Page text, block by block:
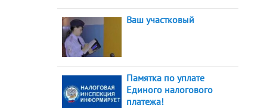
Ваш участковый
Памятка по уплате
Единого налогового
платежа!